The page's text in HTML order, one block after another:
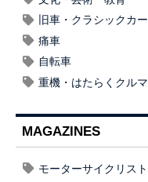
旧車・クラシックカー
痛車
自転車
重機・はたらくクルマ
MAGAZINES
モーターサイクリスト